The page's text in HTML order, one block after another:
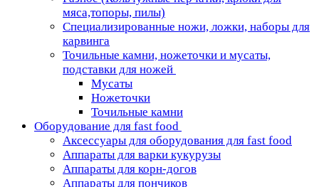
мяса,топоры, пилы)
Специализированные ножи, ложки, наборы для
карвинга
Точильные камни, ножеточки и мусаты,
подставки для ножей
Мусаты
Ножеточки
Точильные камни
Оборудование для fast food
Аксессуары для оборудования для fast food
Аппараты для варки кукурузы
Аппараты для корн-догов
Аппараты для пончиков